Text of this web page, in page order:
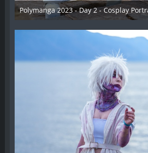
Polymanga 2023 - Day 2 - Cosplay
12. Mai 2023